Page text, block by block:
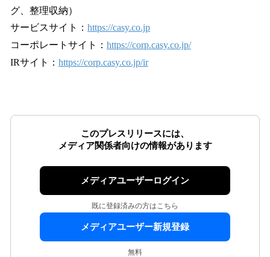
グ、整理収納）
サービスサイト： https://casy.co.jp
コーポレートサイト： https://corp.casy.co.jp/
IRサイト： https://corp.casy.co.jp/ir
このプレスリリースには、
メディア関係者向けの情報があります
メディアユーザーログイン
既に登録済みの方はこちら
メディアユーザー新規登録
無料